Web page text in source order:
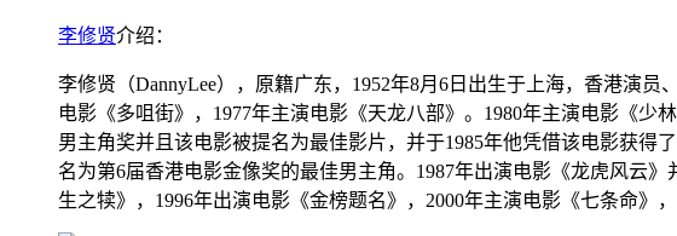
李修贤介绍：
李修贤（DannyLee），原籍广东，1952年8月6日出生于上海，香港演
电影《多咀街》，1977年主演电影《天龙八部》。1980年主演电影《
男主角奖并且该电影被提名为最佳影片，并于1985年他凭借该电影获得
名为第6届香港电影金像奖的最佳男主角。1987年出演电影《龙虎风云
生之犊》，1996年出演电影《金榜题名》，2000年主演电影《七条命》